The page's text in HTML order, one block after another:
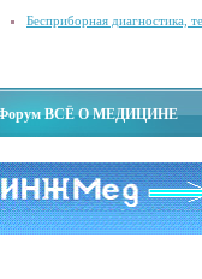
Бесприборная диагностика,
ВСЁ О МЕДИЦИНЕ